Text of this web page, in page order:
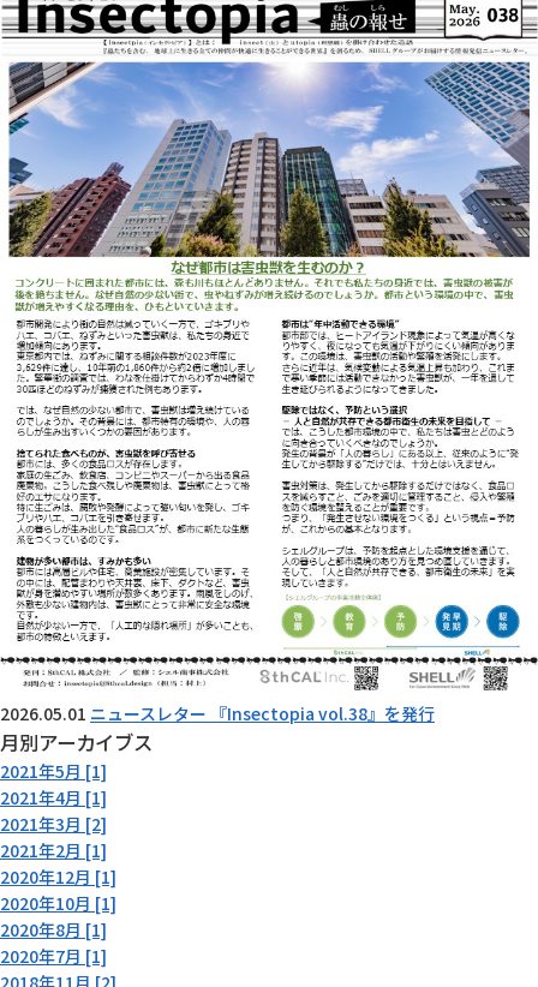
2026.05.01 ニュースレター 『Insectopia vol.38』を発行
月別アーカイブス
2021年5月 [1]
2021年4月 [1]
2021年3月 [2]
2021年2月 [1]
2020年12月 [1]
2020年10月 [1]
2020年8月 [1]
2020年7月 [1]
2018年11月 [2]